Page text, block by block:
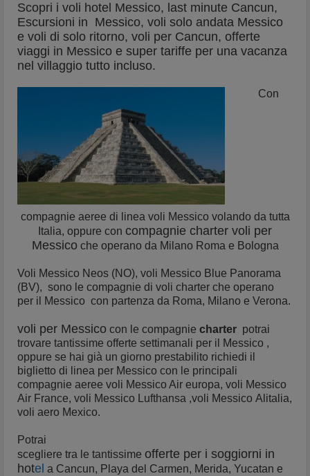
Scopri i voli hotel Messico, last minute Cancun,
Escursioni in Messico, voli solo andata Messico
e voli di solo ritorno, voli per Cancun, offerte
viaggi in Messico e super tariffe per una vacanza
nel villaggio tutto incluso.
Con
compagnie aeree di linea voli Messico volando da tutta
Italia, oppure con compagnie charter voli per
Messico che operano da Milano Roma e Bologna
Voli Messico Neos (NO), voli Messico Blue Panorama
(BV), sono le compagnie di voli charter che operano
per il Messico con partenza da Roma, Milano e Verona.
voli per Messico con le compagniecharter potrai
trovare tantissime offerte settimanali per il Messico ,
oppure se hai già un giorno prestabilito richiedi il
biglietto di linea per Messico con le principali
compagnie aeree voli Messico Air europa, voli Messico
Air France, voli Messico Lufthansa ,voli Messico Alitalia,
voli aero Mexico.
Potrai
scegliere tra le tantissime offerte per i soggiorni in
hotel a Cancun, Playa del Carmen, Merida, Yucatan e